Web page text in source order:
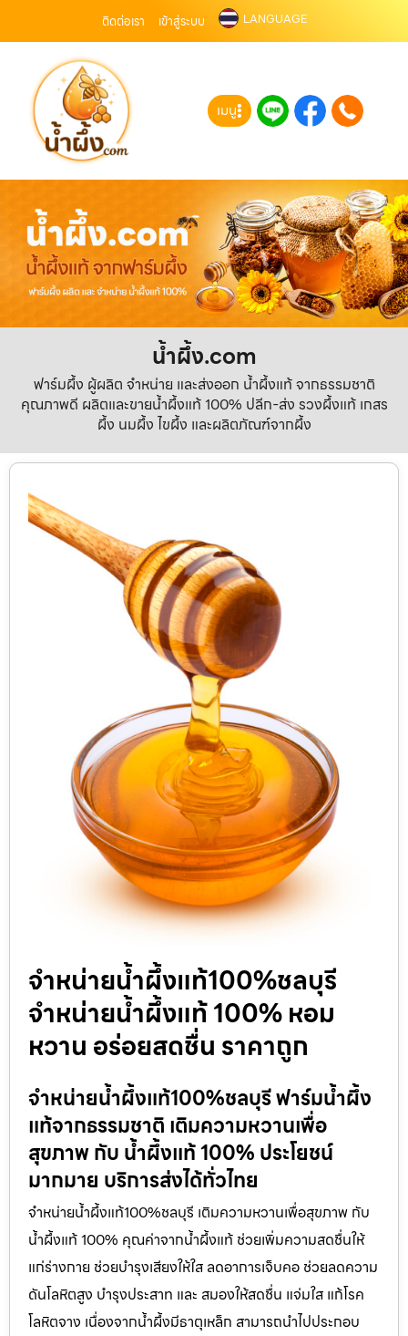
ติดต่อเรา เข้าสู่ระบบ LANGUAGE
เมนู
น้ำผึ้ง.com
ฟาร์มผึ้ง ผู้ผลิต จำหน่าย และส่งออก น้ำผึ้งแท้ จากธรรมชาติ
คุณภาพดี ผลิตและขายน้ำผึ้งแท้ 100% ปลีก-ส่ง รวงผึ้งแท้ เกสร
ผึ้ง นมผึ้ง ไขผึ้ง และผลิตภัณฑ์จากผึ้ง
จำหน่ายน้ำผึ้งแท้100%ชลบุรี
จำหน่ายน้ำผึ้งแท้ 100% หอม
หวาน อร่อยสดชื่น ราคาถูก
จำหน่ายน้ำผึ้งแท้100%ชลบุรี ฟาร์มน้ำผึ้ง
แท้จากธรรมชาติ เติมความหวานเพื่อ
สุขภาพ กับ น้ำผึ้งแท้ 100% ประโยชน์
มากมาย บริการส่งได้ทั่วไทย
จำหน่ายน้ำผึ้งแท้100%ชลบุรี เติมความหวานเพื่อสุขภาพ กับ
น้ำผึ้งแท้ 100% คุณค่าจากน้ำผึ้งแท้ ช่วยเพิ่มความสดชื่นให้
แก่ร่างกาย ช่วยบำรุงเสียงให้ใส ลดอาการเจ็บคอ ช่วยลดความ
ดันโลหิตสูง บำรุงประสาท และ สมองให้สดชื่น แจ่มใส แก้โรค
โลหิตจาง เนื่องจากน้ำผึ้งมีธาตุเหล็ก สามารถนำไปประกอบ